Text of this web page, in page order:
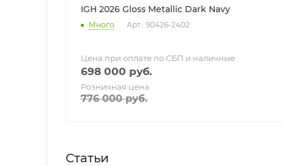
IGH 2026 Gloss Metallic Dark Navy
Много Арт.: 90426-2402
Цена при оплате по СБП и наличные
698 000 руб.
Розничная цена
776 000руб.
Статьи